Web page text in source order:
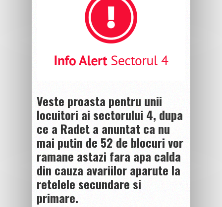
Veste proasta pentru unii
locuitori ai sectorului 4, dupa
ce a Radet a anuntat ca nu
mai putin de 52 de blocuri vor
ramane astazi fara apa calda
din cauza avariilor aparute la
retelele secundare si
primare.